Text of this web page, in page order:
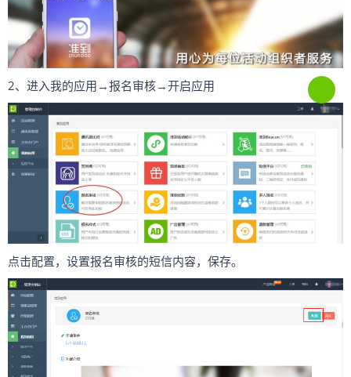
2、进入我的应用→报名审核→开启应用
点击配置，设置报名审核的短信内容，保存。